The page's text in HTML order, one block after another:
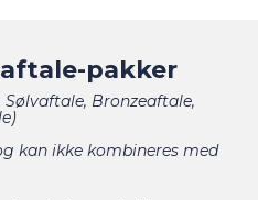
pakker
Sølvaftale, Bronzeaftale,
kan ikke kombineres med